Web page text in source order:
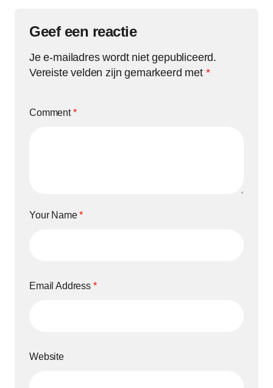
Geef een reactie
Je e-mailadres wordt niet gepubliceerd.
Vereiste velden zijn gemarkeerd met *
Comment*
Your Name*
Email Address *
Website